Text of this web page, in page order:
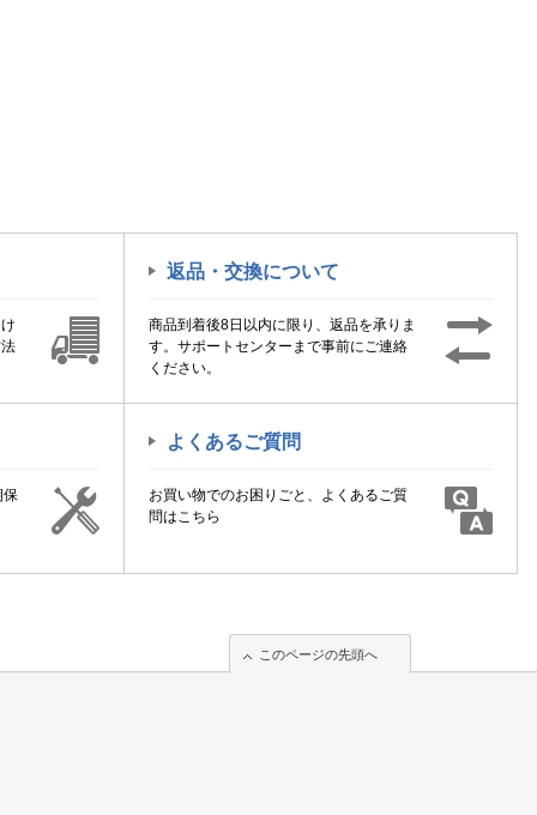
返品・交換について
商品到着後8日以内に限り、返品を承りま
す。サポートセンターまで事前にご連絡
ください。
保
よくあるご質問
お買い物でのお困りごと、よくあるご質
問はこちら
このページの先頭へ
このページの先頭へ